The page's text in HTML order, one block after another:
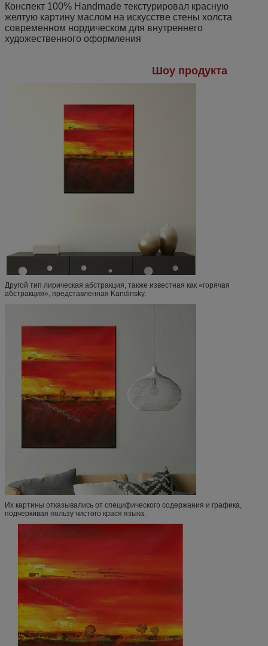
Конспект 100% Handmade текстурировал красную
желтую картину маслом на искусстве стены холста
современном нордическом для внутреннего
художественного оформления
Шоу продукта
Другой тип лирическая абстракция, также известная как «горячая
абстракция», представленная Kandinsky.
Их картины отказывались от специфического содержания и графика,
подчеркивая пользу чистого крася языка.